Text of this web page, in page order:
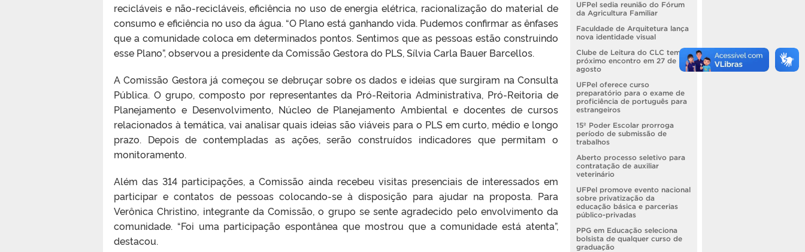
recicláveis e não-recicláveis, eficiência no uso de energia elétrica, racionalização do material de
consumo e eficiência no uso da água. “O Plano está ganhando vida. Pudemos confirmar as ênfases
que a comunidade coloca em determinados pontos. Sentimos que as pessoas estão construindo
esse Plano”, observou a presidente da Comissão Gestora do PLS, Sílvia Carla Bauer Barcellos.
A Comissão Gestora já começou se debruçar sobre os dados e ideias que surgiram na Consulta
Pública. O grupo, composto por representantes da Pró-Reitoria Administrativa, Pró-Reitoria de
Planejamento e Desenvolvimento, Núcleo de Planejamento Ambiental e docentes de cursos
relacionados à temática, vai analisar quais ideias são viáveis para o PLS em curto, médio e longo
prazo. Depois de contempladas as ações, serão construídos indicadores que permitam o
monitoramento.
Além das 314 participações, a Comissão ainda recebeu visitas presenciais de interessados em
participar e contatos de pessoas colocando-se à disposição para ajudar na proposta. Para
Verônica Christino, integrante da Comissão, o grupo se sente agradecido pelo envolvimento da
comunidade. “Foi uma participação espontânea que mostrou que a comunidade está atenta”,
destacou.
UFPel sedia reunião do Fórum
da Agricultura Familiar
Faculdade de Arquitetura lança
nova identidade visual
Clube de Leitura do CLC tem
próximo encontro em 27 de
agosto
UFPel oferece curso
preparatório para o exame de
proficiência de português para
estrangeiros
15º Poder Escolar prorroga
período de submissão de
trabalhos
Aberto processo seletivo para
contratação de auxiliar
veterinário
UFPel promove evento nacional
sobre privatização da
educação básica e parcerias
público-privadas
PPG em Educação seleciona
bolsista de qualquer curso de
graduação